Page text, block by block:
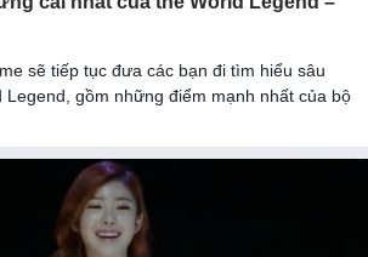
sẽ tiếp tục đưa các bạn đi tìm hiểu sâu
Legend, gồm những điểm mạnh nhất của bộ